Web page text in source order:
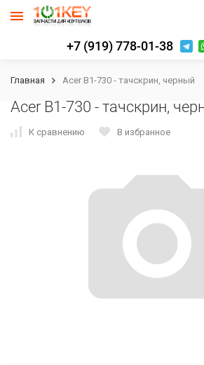
+7 (919) 778-01-38
Главная Acer B1-730 - тачскрин, черный
Acer B1-730 - тачскрин,
К сравнению В избранное